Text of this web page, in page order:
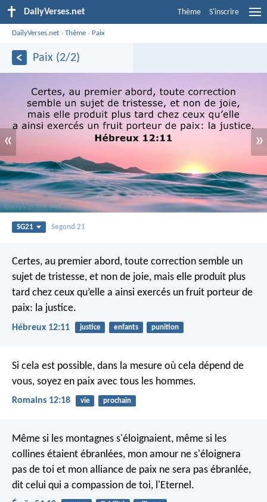
DailyVerses.net Thème S'inscrire
DailyVerses.net ›Thème › Paix
Paix (2/2)
« »
SG21 Segond 21
Certes, au premier abord, toute correction semble un
sujet de tristesse, et non de joie, mais elle produit plus
tard chez ceux qu’elle a ainsi exercés un fruit porteur de
paix: la justice.
Hébreux 12:11 justice enfants punition
Si cela est possible, dans la mesure où cela dépend de
vous, soyez en paix avec tous les hommes.
Romains 12:18 vie prochain
Même si les montagnes s'éloignaient, même si les
collines étaient ébranlées, mon amour ne s'éloignera
pas de toi et mon alliance de paix ne sera pas ébranlée,
dit celui qui a compassion de toi, l'Eternel.